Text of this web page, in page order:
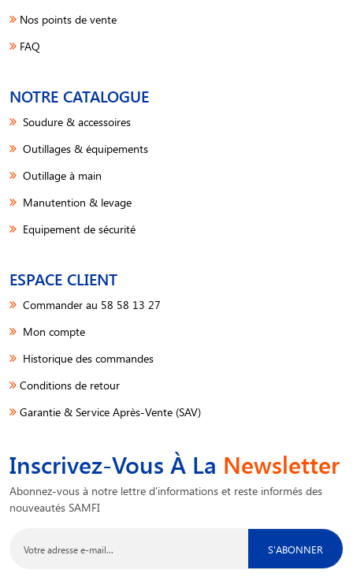
Nos points de vente
FAQ
NOTRE CATALOGUE
Soudure & accessoires
Outillages & équipements
Outillage à main
Manutention & levage
Equipement de sécurité
ESPACE CLIENT
Commander au 58 58 13 27
Mon compte
Historique des commandes
Conditions de retour
Garantie & Service Après-Vente (SAV)
Inscrivez-Vous À La Newsletter
Abonnez-vous à notre lettre d'informations et reste informés des
nouveautés SAMFI
S'ABONNER